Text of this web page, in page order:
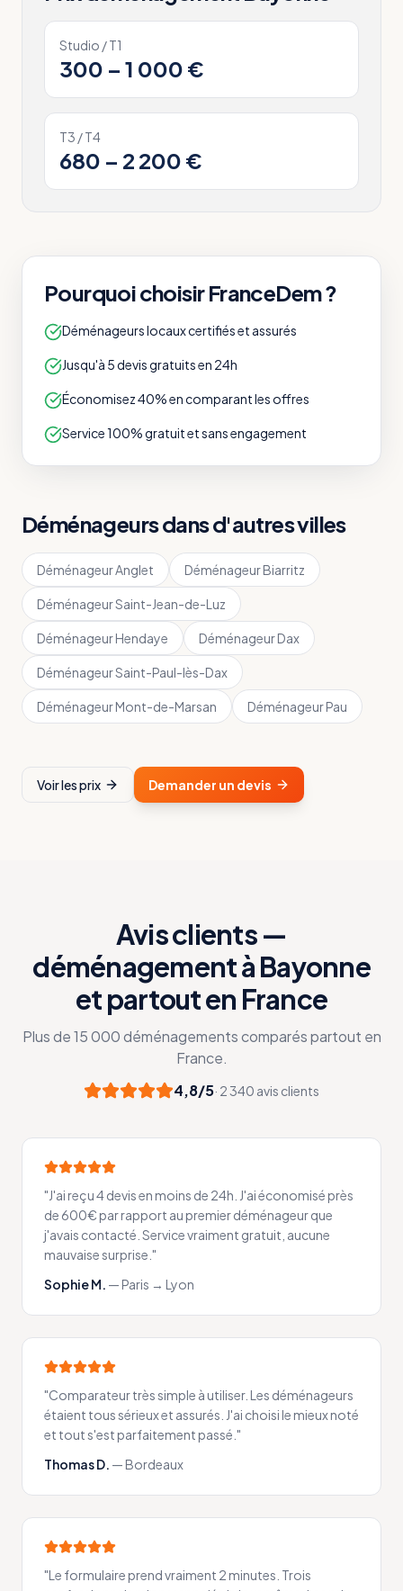
Studio / T1
300 – 1 000 €
T3 / T4
680 – 2 200 €
Pourquoi choisir FranceDem ?
Déménageurs locaux certifiés et assurés
Jusqu'à 5 devis gratuits en 24h
Économisez 40% en comparant les offres
Service 100% gratuit et sans engagement
Déménageurs dans d'autres villes
DéménageurAnglet DéménageurBiarritz
DéménageurSaint-Jean-de-Luz
DéménageurHendaye DéménageurDax
DéménageurSaint-Paul-lès-Dax
DéménageurMont-de-Marsan DéménageurPau
Voir les prix Demander un devis
Avis clients —
déménagement à Bayonne
et partout en France
Plus de 15 000 déménagements comparés partout en
France.
4,8/5· 2 340 avis clients
"J'ai reçu 4 devis en moins de 24h. J'ai économisé près
de 600€ par rapport au premier déménageur que
j'avais contacté. Service vraiment gratuit, aucune
mauvaise surprise. "
Sophie M. —Paris → Lyon
"Comparateur très simple à utiliser. Les déménageurs
étaient tous sérieux et assurés. J'ai choisi le mieux noté
et tout s'est parfaitement passé. "
Thomas D. —Bordeaux
"Le formulaire prend vraiment 2 minutes. Trois